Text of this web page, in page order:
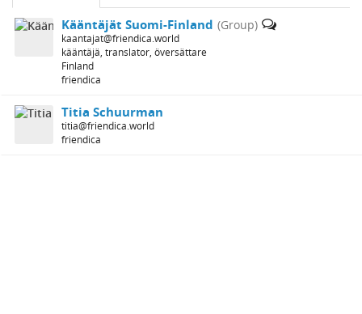
Kääntäjät Suomi-Finland (Group)
kaantajat@friendica.world
kääntäjä, translator, översättare
Finland
friendica
Titia Schuurman
titia@friendica.world
friendica